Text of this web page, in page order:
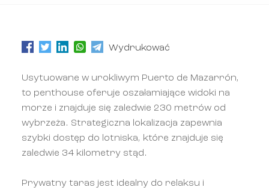
Wydrukować
Usytuowane w urokliwym Puerto de Mazarrón,
to penthouse oferuje oszałamiające widoki na
morze i znajduje się zaledwie 230 metrów od
wybrzeża. Strategiczna lokalizacja zapewnia
szybki dostęp do lotniska, które znajduje się
zaledwie 34 kilometry stąd.
Prywatny taras jest idealny do relaksu i